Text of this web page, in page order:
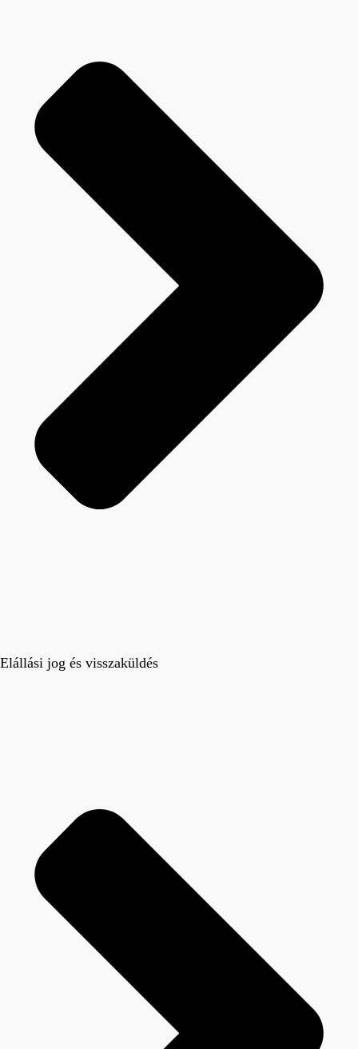
Elállási jog és visszaküldés